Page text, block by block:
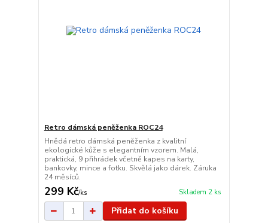
Retro dámská peněženka ROC24
Hnědá retro dámská peněženka z kvalitní
ekologické kůže s elegantním vzorem. Malá,
praktická, 9 přihrádek včetně kapes na karty,
bankovky, mince a fotku. Skvělá jako dárek. Záruka
24 měsíců.
299 Kč/ks Skladem 2 ks
Přidat do košíku